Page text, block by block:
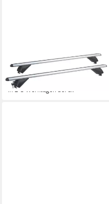
Dachträger
79,99 €
in 2-3 Werktagen bei dir